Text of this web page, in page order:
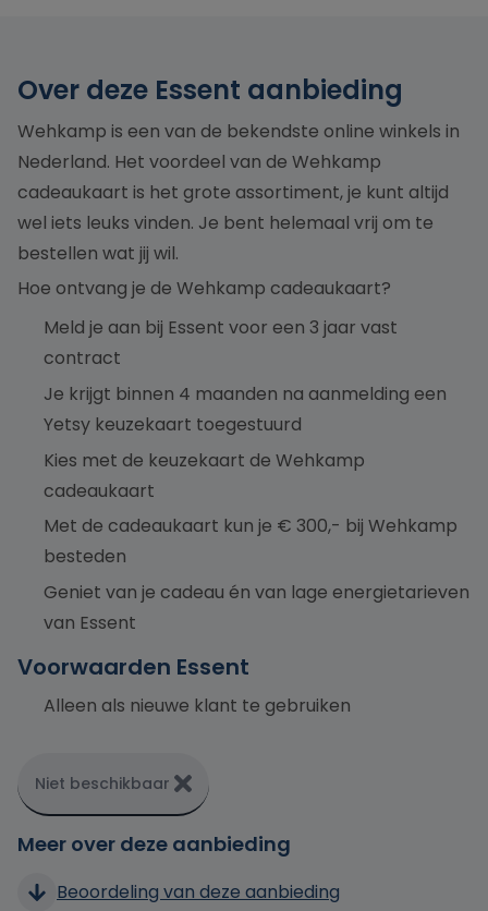
Over deze Essent aanbieding
Wehkamp is een van de bekendste online winkels in
Nederland. Het voordeel van de Wehkamp
cadeaukaart is het grote assortiment, je kunt altijd
wel iets leuks vinden. Je bent helemaal vrij om te
bestellen wat jij wil.
Hoe ontvang je de Wehkamp cadeaukaart?
Meld je aan bij Essent voor een 3 jaar vast
contract
Je krijgt binnen 4 maanden na aanmelding een
Yetsy keuzekaart toegestuurd
Kies met de keuzekaart de Wehkamp
cadeaukaart
Met de cadeaukaart kun je € 300,- bij Wehkamp
besteden
Geniet van je cadeau én van lage energietarieven
van Essent
Voorwaarden Essent
Alleen als nieuwe klant te gebruiken
Niet beschikbaar
Meer over deze aanbieding
Beoordeling van deze aanbieding